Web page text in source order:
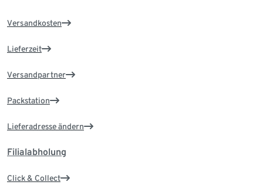
Versandkosten
Lieferzeit
Versandpartner
Packstation
Lieferadresse ändern
Filialabholung
Click & Collect